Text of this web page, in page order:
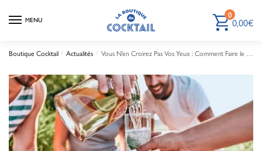
MENU 0
0,00€
Boutique Cocktail / Actualités / Vous N’en Croirez Pas Vos Yeux : Comment Faire le Cocktail Parfait en 2 Minutes !